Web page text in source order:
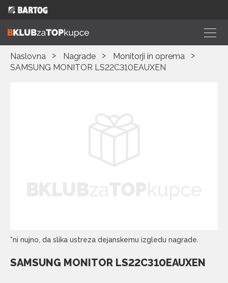
Naslovna Nagrade
Monitorji in oprema
SAMSUNG MONITOR LS22C310EAUXEN
*ni nujno, da slika ustreza dejanskemu izgledu nagrade.
SAMSUNG MONITOR LS22C310EAUXEN